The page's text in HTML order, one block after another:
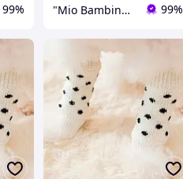
99% "Mio Bambino" крамничка брендового дитячого одягу 99%